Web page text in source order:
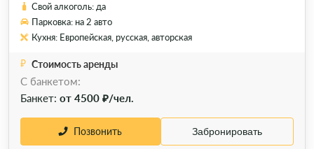
Свой алкоголь: да
Парковка: на 2 авто
Кухня: Европейская, русская, авторская
Стоимость аренды
C банкетом:
Банкет: от 4500 ₽/чел.
Позвонить Забронировать